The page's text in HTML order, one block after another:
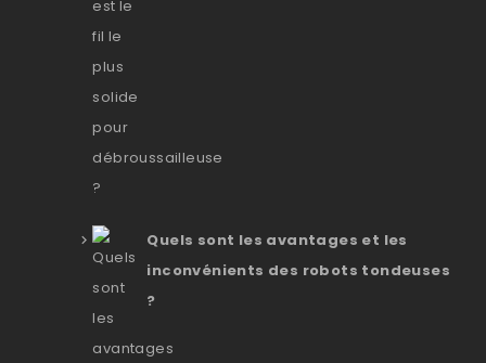
Quels sont les avantages et les
inconvénients des robots tondeuses
?